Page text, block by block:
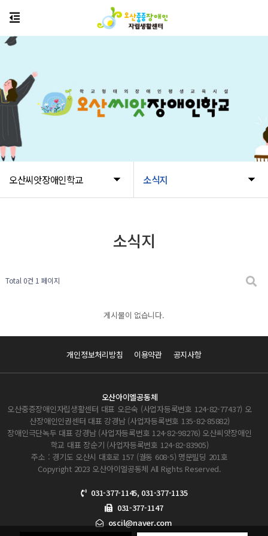
오산씨앗장애인학교 소식지
소식지
Total 0건 1 페이지
게시물이 없습니다.
개인정보처리방침 이용약관 공지사항
오산아이엘공동체
오산중증장애인자립생활센터 대표 오은숙 (사업자등록번호 124-82-77437) 오
산장애인인권센터 대표 강경남 (사업자등록번호 135-82-85882)
장애인극단녹두 대표 강경남 (사업자등록번호 124-82-98276) 오산씨앗장애인
학교 대표 장순기 (사업자등록번호 124-82-83905)
주소 : 경기도 오산시 대호로 157 (궐동 608-5) 명문빌딩 201호
Copyright 2023 오산아이엘공동체 All Rights Reserved.
031-377-1145, 031-377-1135
031-377-1147
oscil@naver.com